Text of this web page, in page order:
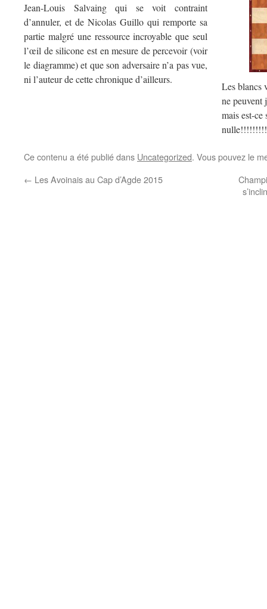
Jean-Louis Salvaing qui se voit contraint
d’annuler, et de Nicolas Guillo qui remporte sa
partie malgré une ressource incroyable que seul
l’œil de silicone est en mesure de percevoir (voir
le diagramme) et que son adversaire n’a pas vue,
ni l’auteur de cette chronique d’ailleurs.
Les blancs
ne
mais est-
Ce contenu a été publié dans Uncategorized. Vous pouvez le
← Les Avoinais au Cap d’Agde 2015